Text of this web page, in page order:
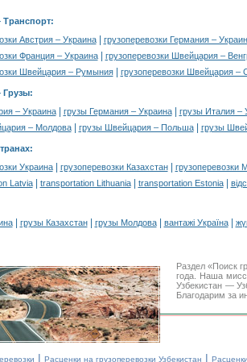
Транспорт:
Австрия – Украина|
грузоперевозки Германия –
Франция – Украина|
грузоперевозки Швейцария –
Швейцария – Румыния| грузоперевозки Швейцария –
Грузы:
– Украина| грузы Германия – Украина|
грузы Италия –
– Молдова| грузы Швейцария – Польша| грузы
:
Украина| грузоперевозки Казахстан|
грузоперевозки
Latvia| transportation Lithuania| transportation Estonia|
| грузы Казахстан| грузы Молдова| вантажі Україна|
Раздел «Поиск
года. Наша
Узбекистан —
Благодарим за
| Расценки на грузоперевозки Узбекистан |